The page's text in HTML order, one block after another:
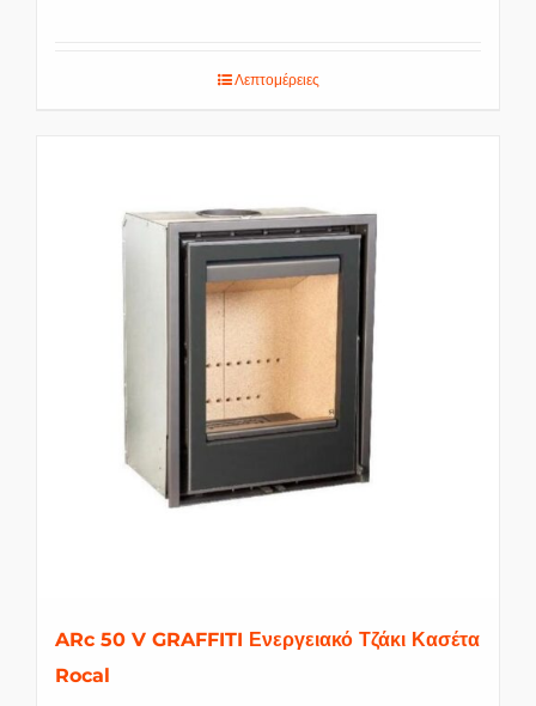
Λεπτομέρειες
ARc 50 V GRAFFITI Ενεργειακό Τζάκι Κασέτα
Rocal